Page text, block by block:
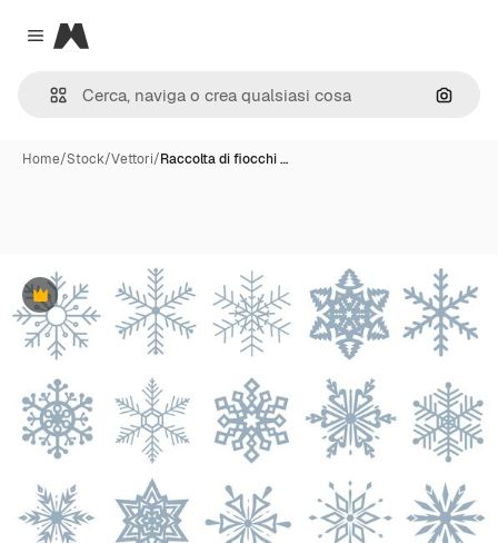
Close menu
Magnific
Cerca
Home/Stock/Vettori/Raccolta di fiocchi …
Premium